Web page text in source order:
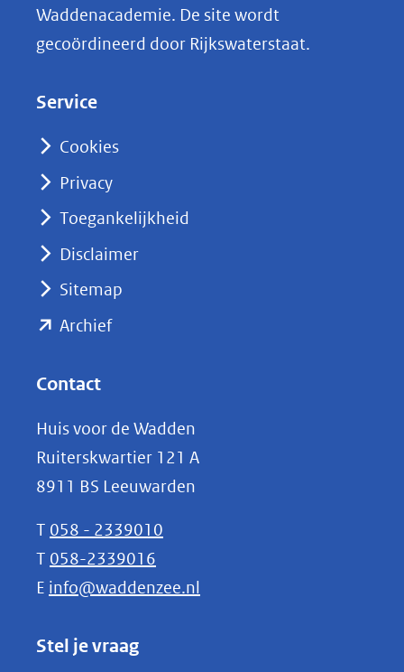
Waddenacademie. De site wordt
gecoördineerd door Rijkswaterstaat.
Service
Cookies
Privacy
Toegankelijkheid
Disclaimer
Sitemap
Archief(opent
(verwijst
naar
een
andere
website)
Contact
Huis voor de Wadden
Ruiterskwartier 121 A
8911 BS Leeuwarden
T 058 - 2339010
T 058-2339016
E info@waddenzee.nl
Stel je vraag